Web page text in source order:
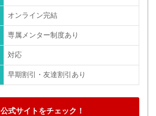
オンライン完結
専属メンター制度あり
対応
早期割引・友達割引あり
公式サイトをチェック！